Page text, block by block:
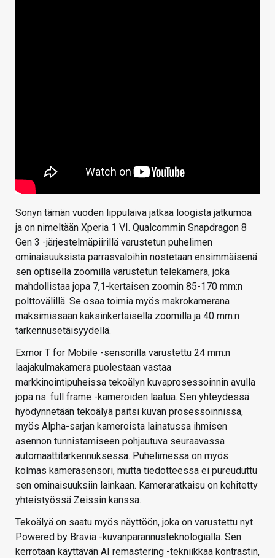
Sonyn tämän vuoden lippulaiva jatkaa loogista jatkumoa
ja on nimeltään Xperia 1 VI. Qualcommin Snapdragon 8
Gen 3 -järjestelmäpiirillä varustetun puhelimen
ominaisuuksista parrasvaloihin nostetaan ensimmäisenä
sen optisella zoomilla varustetun telekamera, joka
mahdollistaa jopa 7,1-kertaisen zoomin 85-170 mm:n
polttovälillä. Se osaa toimia myös makrokamerana
maksimissaan kaksinkertaisella zoomilla ja 40 mm:n
tarkennusetäisyydellä.
Exmor T for Mobile -sensorilla varustettu 24 mm:n
laajakulmakamera puolestaan vastaa
markkinointipuheissa tekoälyn kuvaprosessoinnin avulla
jopa ns. full frame -kameroiden laatua. Sen yhteydessä
hyödynnetään tekoälyä paitsi kuvan prosessoinnissa,
myös Alpha-sarjan kameroista lainatussa ihmisen
asennon tunnistamiseen pohjautuva seuraavassa
automaattitarkennuksessa. Puhelimessa on myös
kolmas kamerasensori, mutta tiedotteessa ei pureuduttu
sen ominaisuuksiin lainkaan. Kameraratkaisu on kehitetty
yhteistyössä Zeissin kanssa.
Tekoälyä on saatu myös näyttöön, joka on varustettu nyt
Powered by Bravia -kuvanparannusteknologialla. Sen
kerrotaan käyttävän AI remastering -tekniikkaa kontrastin,